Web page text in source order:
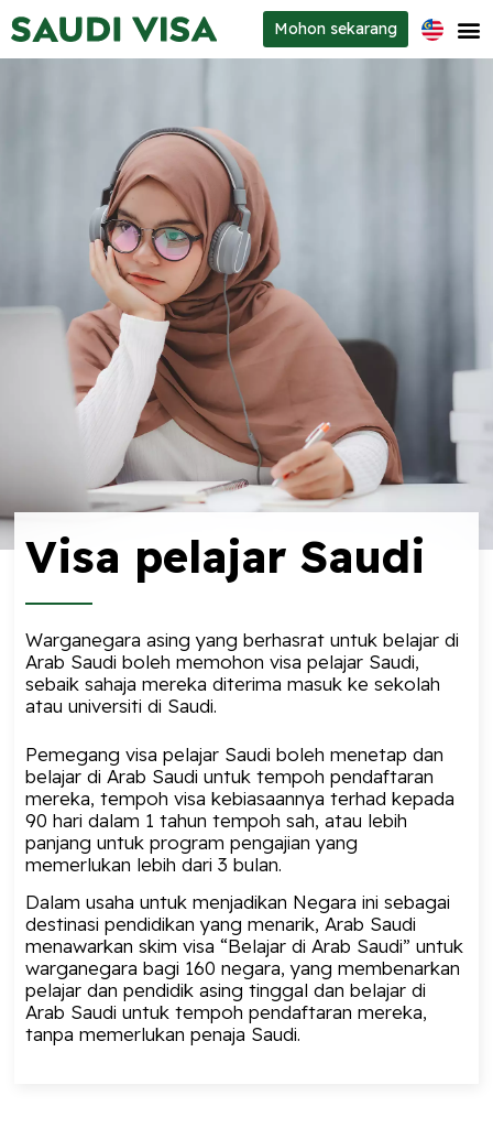
Mohon sekarang
Mengenai kami
Maklumat perhubungan
Visa pelajar Saudi
Warganegara asing yang berhasrat untuk belajar di
Arab Saudi boleh memohon visa pelajar Saudi,
sebaik sahaja mereka diterima masuk ke sekolah
atau universiti di Saudi.
Pemegang visa pelajar Saudi boleh menetap dan
belajar di Arab Saudi untuk tempoh pendaftaran
mereka, tempoh visa kebiasaannya terhad kepada
90 hari dalam 1 tahun tempoh sah, atau lebih
panjang untuk program pengajian yang
memerlukan lebih dari 3 bulan.
Dalam usaha untuk menjadikan Negara ini sebagai
destinasi pendidikan yang menarik, Arab Saudi
menawarkan skim visa “Belajar di Arab Saudi” untuk
warganegara bagi 160 negara, yang membenarkan
pelajar dan pendidik asing tinggal dan belajar di
Arab Saudi untuk tempoh pendaftaran mereka,
tanpa memerlukan penaja Saudi.